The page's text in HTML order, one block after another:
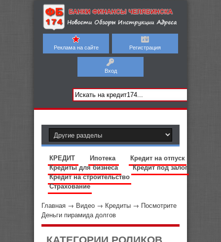
Реклама на сайте Регистрация
Вход
КРЕДИТ Ипотека
Кредит на отпуск
Кредиты для бизнеса
Кредит под залог
Кредит на строительство
Страхование
Главная → Видео → Кредиты → Посмотрите
Деньги пирамида долгов
КАТЕГОРИИ РОЛИКОВ